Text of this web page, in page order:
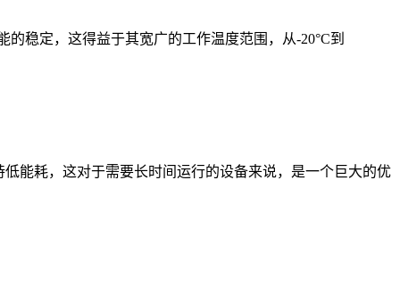
稳定，这得益于其宽广的工作温度范围，从-20°C到
能耗，这对于需要长时间运行的设备来说，是一个巨大的优